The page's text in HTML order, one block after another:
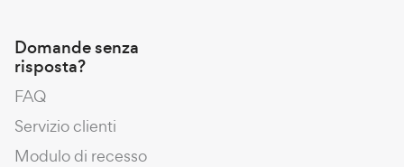
Domande senza
risposta?
FAQ
Servizio clienti
Modulo di recesso